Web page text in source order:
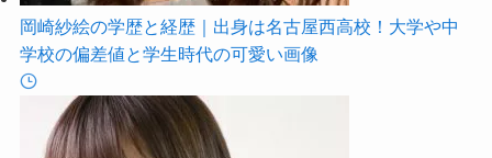
岡崎紗絵の学歴と経歴｜出身は名古屋西高校！大学や中
学校の偏差値と学生時代の可愛い画像